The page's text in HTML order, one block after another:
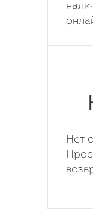
Нет